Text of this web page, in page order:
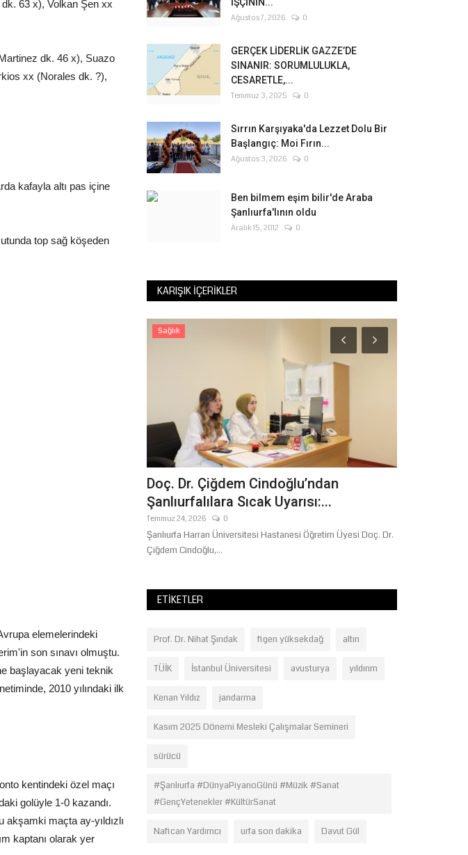
63 x), Volkan Şen xx
dk. 46 x), Suazo
xx (Norales dk. ?),
kafayla altı pas içine
top sağ köşeden
elemelerindeki
son sınavı olmuştu.
başlayacak yeni teknik
2010 yılındaki ilk
kentindeki özel maçı
golüyle 1-0 kazandı.
maçta ay-yıldızlı
kaptanı olarak yer
Ağustos 7, 2026 0
GERÇEK LİDERLİK GAZZE’DE
SINANIR: SORUMLULUKLA,
CESARETLE,...
Temmuz 3, 2025 0
Sırrın Karşıyaka'da Lezzet Dolu Bir
Başlangıç: Moi Fırın...
Ağustos 3, 2026 0
Ben bilmem eşim bilir'de Araba
Şanlıurfa'lının oldu
Aralık 15, 2012 0
KARIŞIK İÇERIKLER
Sağlık
Doç. Dr. Çiğdem Cindoğlu’ndan
Şanlıurfalılara Sıcak Uyarısı:...
Temmuz 24, 2026 0
Şanlıurfa Harran Üniversitesi Hastanesi Öğretim Üyesi Doç. Dr.
Çiğdem Cindoğlu,...
ETIKETLER
Prof. Dr. Nihat Şındak figen yüksekdağ altın
TÜİK İstanbul Üniversitesi avusturya yıldırım
Kenan Yıldız jandarma
Kasım 2025 Dönemi Mesleki Çalışmalar Semineri
sürücü
#Şanlıurfa #DünyaPiyanoGünü #Müzik #Sanat
#GençYetenekler #KültürSanat
Nafican Yardımcı urfa son dakika Davut Gül